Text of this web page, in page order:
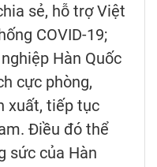
sẻ, hỗ trợ Việt
COVID-19;
Hàn Quốc
cực phòng,
xuất, tiếp tục
Điều đó thể
sức của Hàn